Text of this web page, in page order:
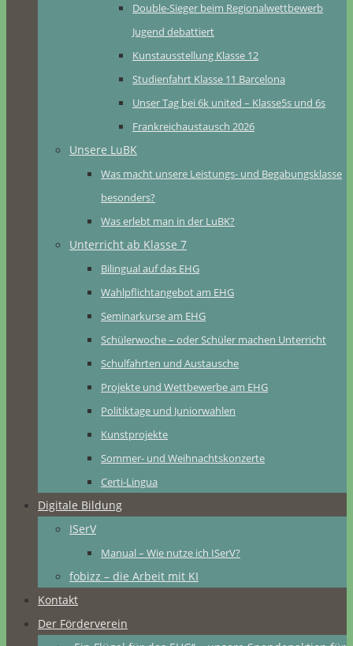
Double-Sieger beim Regionalwettbewerb
Jugend debattiert
Kunstausstellung Klasse 12
Studienfahrt Klasse 11 Barcelona
Unser Tag bei 6k united – Klasse5s und 6s
Frankreichaustausch 2026
Unsere LuBK
Was macht unsere Leistungs- und Begabungsklasse
besonders?
Was erlebt man in der LuBK?
Unterricht ab Klasse 7
Bilingual auf das EHG
Wahlpflichtangebot am EHG
Seminarkurse am EHG
Schülerwoche – oder Schüler machen Unterricht
Schulfahrten und Austausche
Projekte und Wettbewerbe am EHG
Politiktage und Juniorwahlen
Kunstprojekte
Sommer- und Weihnachtskonzerte
Certi-Lingua
Digitale Bildung
ISerV
Manual – Wie nutze ich ISerV?
fobizz – die Arbeit mit KI
Kontakt
Der Förderverein